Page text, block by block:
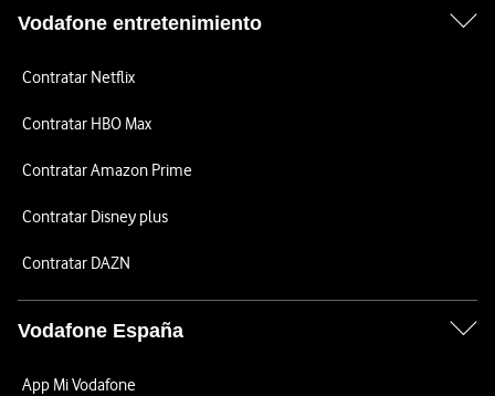
Vodafone entretenimiento
Contratar Netflix
Contratar HBO Max
Contratar Amazon Prime
Contratar Disney plus
Contratar DAZN
Vodafone España
App Mi Vodafone